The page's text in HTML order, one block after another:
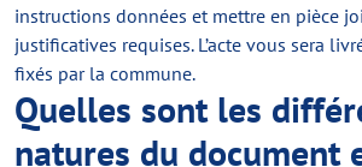
instructions données et mettre en pièce
justificatives requises. L’acte vous sera
fixés par la commune.
Quelles sont les
natures du document